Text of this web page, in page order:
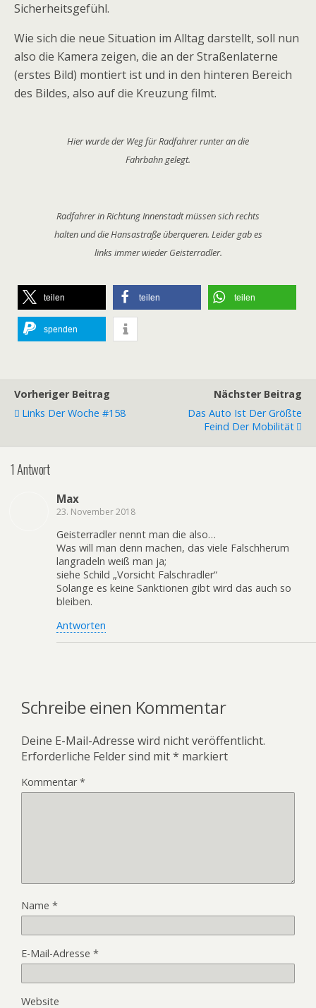
Sicherheitsgefühl.
Wie sich die neue Situation im Alltag darstellt, soll nun
also die Kamera zeigen, die an der Straßenlaterne
(erstes Bild) montiert ist und in den hinteren Bereich
des Bildes, also auf die Kreuzung filmt.
Hier wurde der Weg für Radfahrer runter an die
Fahrbahn gelegt.
Radfahrer in Richtung Innenstadt müssen sich rechts
halten und die Hansastraße überqueren. Leider gab es
links immer wieder Geisterradler.
teilen teilen teilen
spenden
Vorheriger Beitrag
Links Der Woche #158
Nächster Beitrag
Das Auto Ist Der Größte
Feind Der Mobilität
1 Antwort
Max
23. November 2018
Geisterradler nennt man die also…
Was will man denn machen, das viele Falschherum
langradeln weiß man ja;
siehe Schild „Vorsicht Falschradler“
Solange es keine Sanktionen gibt wird das auch so
bleiben.
Antworten
Schreibe einen Kommentar
Deine E-Mail-Adresse wird nicht veröffentlicht.
Erforderliche Felder sind mit* markiert
Kommentar*
Name *
E-Mail-Adresse *
Website